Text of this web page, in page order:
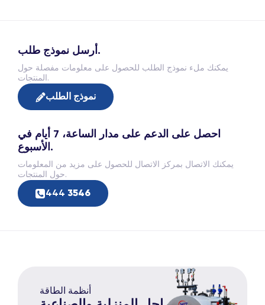
أرسل نموذج طلب.
يمكنك ملء نموذج الطلب للحصول على معلومات مفصلة حول
المنتجات.
نموذج الطلب
احصل على الدعم على مدار الساعة، 7 أيام في
الأسبوع.
يمكنك الاتصال بمركز الاتصال للحصول على مزيد من المعلومات
حول المنتجات.
444 3546
أنظمة الطاقة